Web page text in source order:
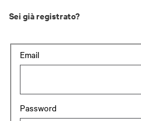
Sei già registrato?
Accesso: utente e password
Email
Password